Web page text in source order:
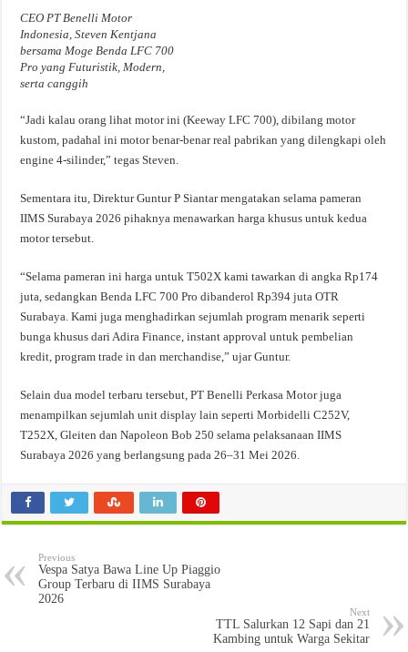
CEO PT Benelli Motor
Indonesia, Steven Kentjana
bersama Moge Benda LFC 700
Pro yang Futuristik, Modern,
serta canggih
“Jadi kalau orang lihat motor ini (Keeway LFC 700), dibilang motor
kustom, padahal ini motor benar-benar real pabrikan yang dilengkapi oleh
engine 4-silinder,” tegas Steven.
Sementara itu, Direktur Guntur P Siantar mengatakan selama pameran
IIMS Surabaya 2026 pihaknya menawarkan harga khusus untuk kedua
motor tersebut.
“Selama pameran ini harga untuk T502X kami tawarkan di angka Rp174
juta, sedangkan Benda LFC 700 Pro dibanderol Rp394 juta OTR
Surabaya. Kami juga menghadirkan sejumlah program menarik seperti
bunga khusus dari Adira Finance, instant approval untuk pembelian
kredit, program trade in dan merchandise,” ujar Guntur.
Selain dua model terbaru tersebut, PT Benelli Perkasa Motor juga
menampilkan sejumlah unit display lain seperti Morbidelli C252V,
T252X, Gleiten dan Napoleon Bob 250 selama pelaksanaan IIMS
Surabaya 2026 yang berlangsung pada 26–31 Mei 2026.
Previous
Vespa Satya Bawa Line Up Piaggio
Group Terbaru di IIMS Surabaya
2026
Next
TTL Salurkan 12 Sapi dan 21
Kambing untuk Warga Sekitar